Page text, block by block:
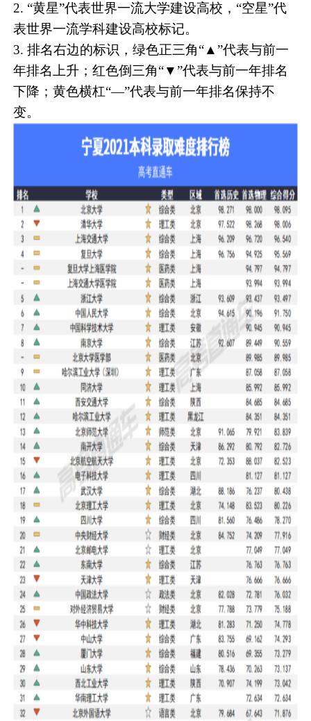
2. “黄星”代表世界一流大学建设高校，“空星”代
表世界一流学科建设高校标记。
3. 排名右边的标识，绿色正三角“▲”代表与前一
年排名上升；红色倒三角“▼”代表与前一年排名
下降；黄色横杠“—”代表与前一年排名保持不
变。